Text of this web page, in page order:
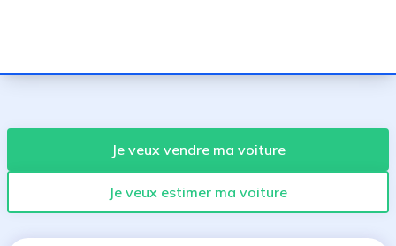
Je veux vendre ma voiture
Je veux estimer ma voiture